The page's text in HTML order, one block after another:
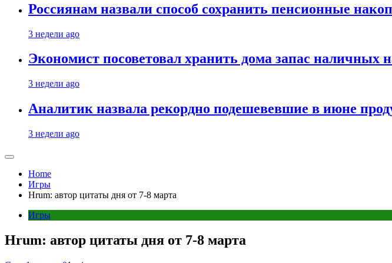
Россиянам назвали способ сохранить пенсионные
3 недели ago
Экономист посоветовал хранить дома запас наличных
3 недели ago
Аналитик назвала рекордно подешевевшие в июне
3 недели ago
Home
Игры
Hrum: автор цитаты дня от 7-8 марта
Игры
Hrum: автор цитаты дня от 7-8 марта